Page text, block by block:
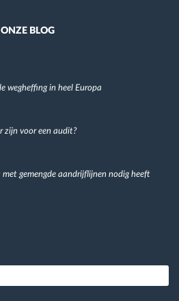
BLOG
wegheffing in heel Europa
zijn voor een audit?
gemengde aandrijflijnen nodig heeft